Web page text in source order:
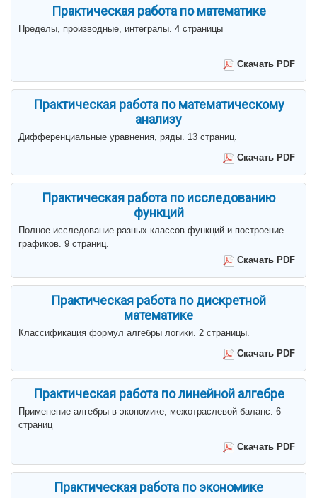
Практическая работа по математике
Пределы, производные, интегралы. 4 страницы
Скачать PDF
Практическая работа по математическому
анализу
Дифференциальные уравнения, ряды. 13 страниц.
Скачать PDF
Практическая работа по исследованию
функций
Полное исследование разных классов функций и построение
графиков. 9 страниц.
Скачать PDF
Практическая работа по дискретной
математике
Классификация формул алгебры логики. 2 страницы.
Скачать PDF
Практическая работа по линейной алгебре
Применение алгебры в экономике, межотраслевой баланс. 6
страниц
Скачать PDF
Практическая работа по экономике